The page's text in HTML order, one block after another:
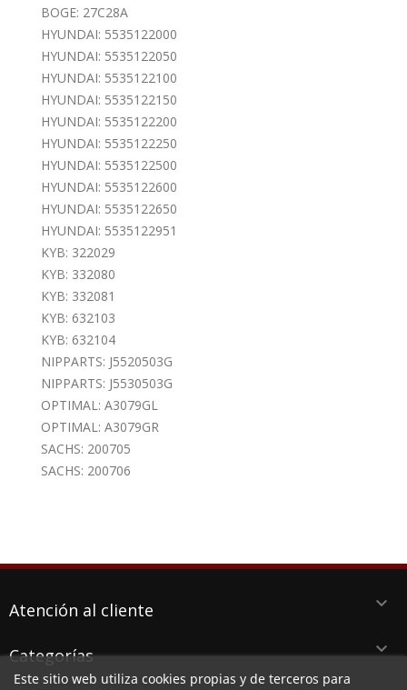
BOGE: 27C28A
HYUNDAI: 5535122000
HYUNDAI: 5535122050
HYUNDAI: 5535122100
HYUNDAI: 5535122150
HYUNDAI: 5535122200
HYUNDAI: 5535122250
HYUNDAI: 5535122500
HYUNDAI: 5535122600
HYUNDAI: 5535122650
HYUNDAI: 5535122951
KYB: 322029
KYB: 332080
KYB: 332081
KYB: 632103
KYB: 632104
NIPPARTS: J5520503G
NIPPARTS: J5530503G
OPTIMAL: A3079GL
OPTIMAL: A3079GR
SACHS: 200705
SACHS: 200706
Atención al cliente keyboard_arrow_down
Categorías keyboard_arrow_down
Este sitio web utiliza cookies propias y de terceros para